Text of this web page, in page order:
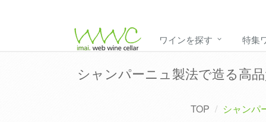
ワインを探す 特集
シャンパーニュ製法で造る高
TOP シャンパ